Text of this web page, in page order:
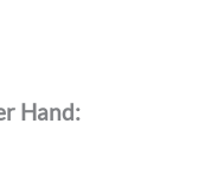
Hand: